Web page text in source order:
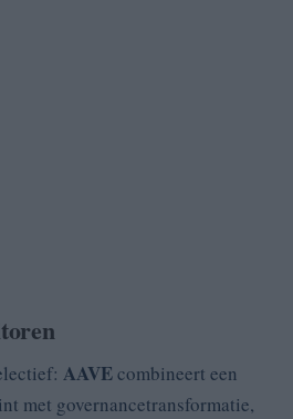
AAVEcombineert een
met governancetransformatie,